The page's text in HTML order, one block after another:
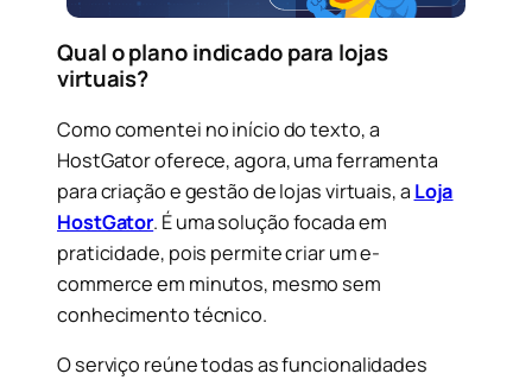
Qual o plano indicado para lojas
virtuais?
Como comentei no início do texto, a
HostGator oferece, agora, uma ferramenta
para criação e gestão de lojas virtuais, a Loja
HostGator. É uma solução focada em
praticidade, pois permite criar um e-
commerce em minutos, mesmo sem
conhecimento técnico.
O serviço reúne todas as funcionalidades